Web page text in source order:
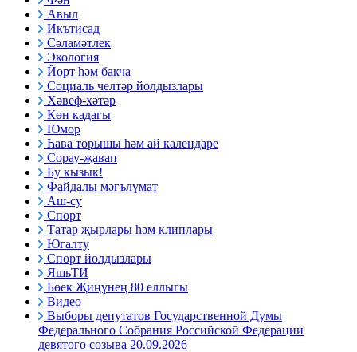
Авыл
Икътисад
Сәламәтлек
Экология
Йорт һәм бакча
Социаль челтәр йолдызлары
Хәвеф-хәтәр
Көн кадагы
Юмор
Һава торышы һәм ай календаре
Сорау-җавап
Бу кызык!
Файдалы мәгълүмат
Аш-су
Спорт
Татар җырлары һәм клиплары
Югалту
Спорт йолдызлары
ЯшьТИ
Бөек Җиңүнең 80 еллыгы
Видео
Выборы депутатов Государственной Думы
Федерального Собрания Российской Федерации
девятого созыва 20.09.2026